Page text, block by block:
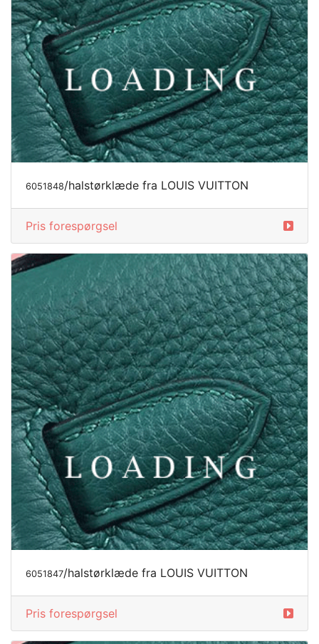
6051848/halstørklæde fra LOUIS VUITTON
Pris forespørgsel
6051847/halstørklæde fra LOUIS VUITTON
Pris forespørgsel